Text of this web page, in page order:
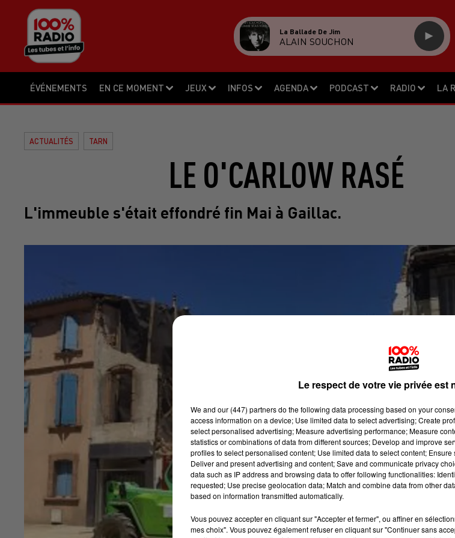
ÉVÉNEMENTS EN CE MOMENT JEUX INFOS AGENDA PODCAST RADIO LA
La Ballade De Jim
ALAIN SOUCHON
ACTUALITÉS TARN
LE O'CARLOW RASÉ
L'immeuble s'était effondré fin Mai à Gaillac.
Le respect de votre vie privée est
We and our (447) partnersdo the following data processing based on your
access information on a device; Use limited data to select advertising; Create
select personalised advertising; Measure advertising performance; Measure
statistics or combinations of data from different sources; Develop and improve
profiles to select personalised content; Use limited data to select content;
Deliver and present advertising and content; Save and communicate privacy
data such as IP address and browsing data to offer following functionalities:
requested; Use precise geolocation data; Match and combine data from other
based on information transmitted automatically.
Vous pouvez accepter en cliquant sur "Accepter et fermer", ou affiner en
mes choix". Vous pouvez également refuser en cliquant sur "Continuer sans